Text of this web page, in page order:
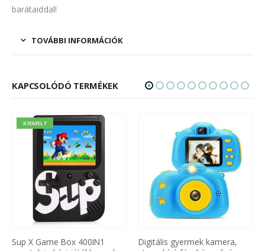
barátaiddal!
TOVÁBBI INFORMÁCIÓK
KAPCSOLÓDÓ TERMÉKEK
Digitális gyermek kamera,
BIG BUY asztali flipper foci